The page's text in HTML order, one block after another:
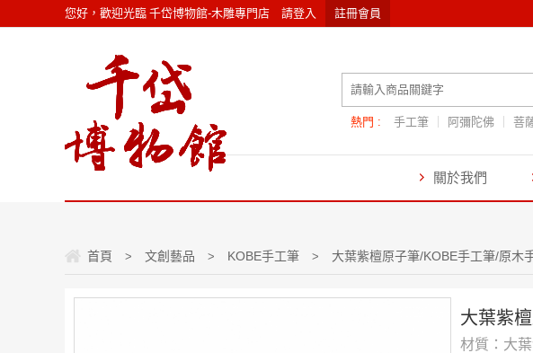
您好，歡迎光臨 千岱博物館-木雕專門店 請登入 註冊會員
熱門 : 手工筆 阿彌陀佛 菩
關於我們
首頁 > 文創藝品 > KOBE手工筆 > 大葉紫檀原子筆/KOBE手工筆/原木
大葉紫
材質：大